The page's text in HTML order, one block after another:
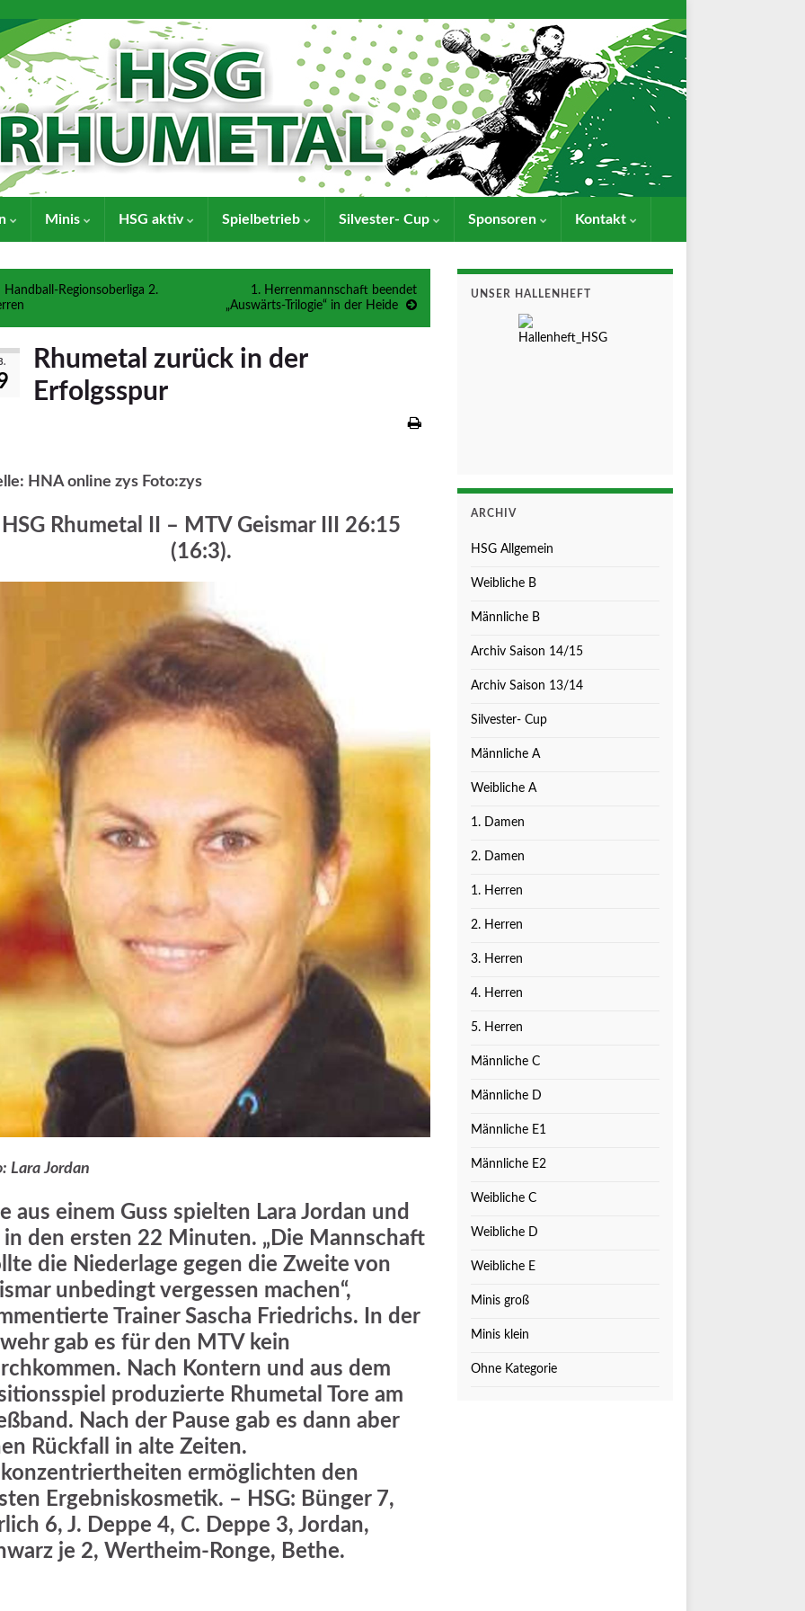
Minis HSG aktiv Spielbetrieb Silvester- Cup Sponsoren Kontakt
Handball-Regionsoberliga 2.
1. Herrenmannschaft beendet
„Auswärts-Trilogie“ in der Heide
Rhumetal zurück in der
Erfolgsspur
HNA online zys Foto:zys
HSG Rhumetal II – MTV Geismar III 26:15
(16:3).
Lara Jordan
aus einem Guss spielten Lara Jordan und
in den ersten 22 Minuten. „Die Mannschaft
die Niederlage gegen die Zweite von
unbedingt vergessen machen“,
Trainer Sascha Friedrichs. In der
gab es für den MTV kein
Nach Kontern und aus dem
produzierte Rhumetal Tore am
Nach der Pause gab es dann aber
Rückfall in alte Zeiten.
ermöglichten den
Ergebniskosmetik. – HSG: Bünger 7,
6, J. Deppe 4, C. Deppe 3, Jordan,
je 2, Wertheim-Ronge, Bethe.
UNSER HALLENHEFT
ARCHIV
HSG Allgemein
Weibliche B
Männliche B
Archiv Saison 14/15
Archiv Saison 13/14
Silvester- Cup
Männliche A
Weibliche A
1. Damen
2. Damen
1. Herren
2. Herren
3. Herren
4. Herren
5. Herren
Männliche C
Männliche D
Männliche E1
Männliche E2
Weibliche C
Weibliche D
Weibliche E
Minis groß
Minis klein
Ohne Kategorie